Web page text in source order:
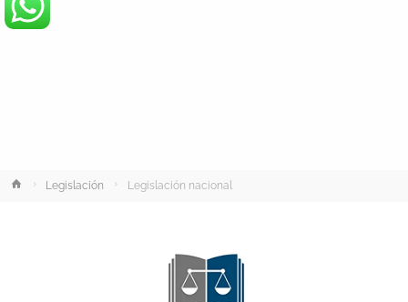
InicioLegislación Legislación nacional